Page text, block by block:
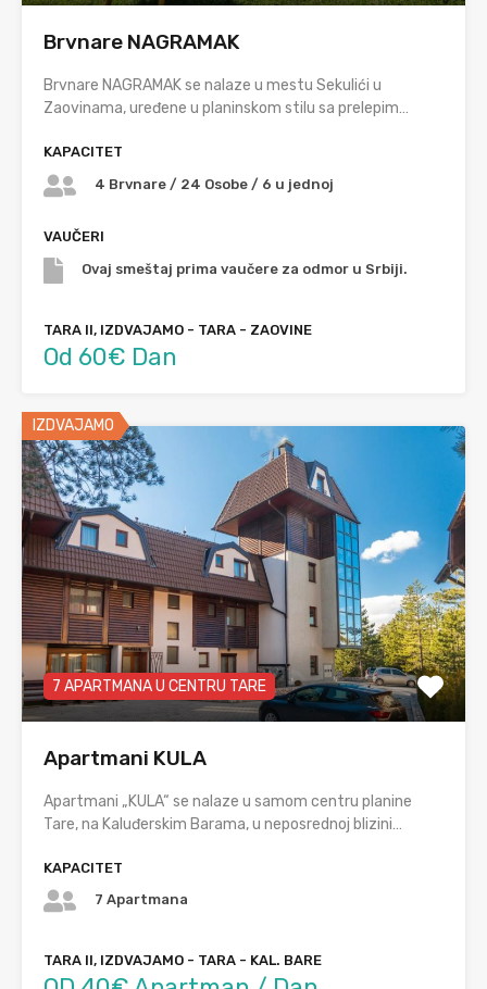
Brvnare NAGRAMAK
Brvnare NAGRAMAK se nalaze u mestu Sekulići u
Zaovinama, uređene u planinskom stilu sa prelepim…
KAPACITET
4 Brvnare / 24 Osobe / 6 u jednoj
VAUČERI
Ovaj smeštaj prima vaučere za odmor u Srbiji.
TARA II, IZDVAJAMO - TARA - ZAOVINE
Od 60€ Dan
IZDVAJAMO
7 APARTMANA U CENTRU TARE
Apartmani KULA
Apartmani „KULA“ se nalaze u samom centru planine
Tare, na Kaluđerskim Barama, u neposrednoj blizini…
KAPACITET
7 Apartmana
TARA II, IZDVAJAMO - TARA - KAL. BARE